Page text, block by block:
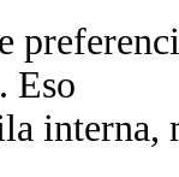
Eso
interna,